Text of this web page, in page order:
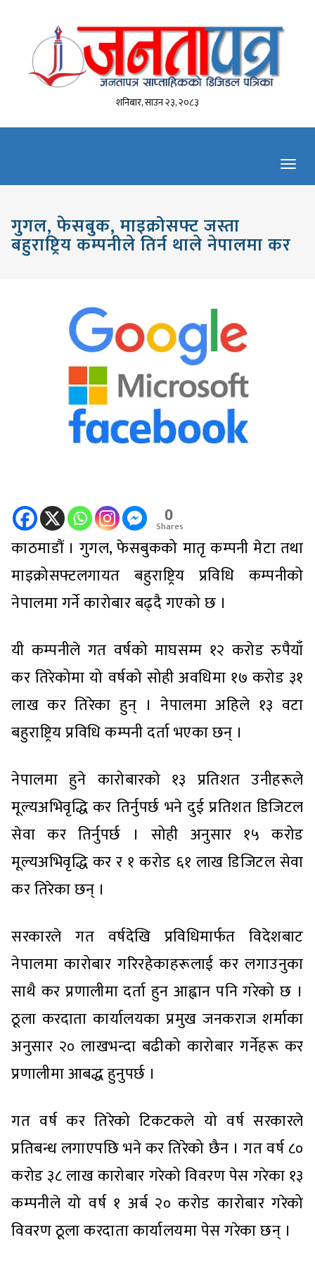
शनिबार, साउन २३, २०८३
गुगल, फेसबुक, माइक्रोसफ्ट जस्ता
बहुराष्ट्रिय कम्पनीले तिर्न थाले नेपालमा कर
0
Shares
काठमाडौं । गुगल, फेसबुकको मातृ कम्पनी मेटा तथा
माइक्रोसफ्टलगायत बहुराष्ट्रिय प्रविधि कम्पनीको
नेपालमा गर्ने कारोबार बढ्दै गएको छ ।
यी कम्पनीले गत वर्षको माघसम्म १२ करोड रुपैयाँ
कर तिरेकोमा यो वर्षको सोही अवधिमा १७ करोड ३१
लाख कर तिरेका हुन् । नेपालमा अहिले १३ वटा
बहुराष्ट्रिय प्रविधि कम्पनी दर्ता भएका छन् ।
नेपालमा हुने कारोबारको १३ प्रतिशत उनीहरूले
मूल्यअभिवृद्धि कर तिर्नुपर्छ भने दुई प्रतिशत डिजिटल
सेवा कर तिर्नुपर्छ । सोही अनुसार १५ करोड
मूल्यअभिवृद्धि कर र १ करोड ६१ लाख डिजिटल सेवा
कर तिरेका छन् ।
सरकारले गत वर्षदेखि प्रविधिमार्फत विदेशबाट
नेपालमा कारोबार गरिरहेकाहरूलाई कर लगाउनुका
साथै कर प्रणालीमा दर्ता हुन आह्वान पनि गरेको छ ।
ठूला करदाता कार्यालयका प्रमुख जनकराज शर्माका
अनुसार २० लाखभन्दा बढीको कारोबार गर्नेहरू कर
प्रणालीमा आबद्ध हुनुपर्छ ।
गत वर्ष कर तिरेको टिकटकले यो वर्ष सरकारले
प्रतिबन्ध लगाएपछि भने कर तिरेको छैन । गत वर्ष ८०
करोड ३८ लाख कारोबार गरेको विवरण पेस गरेका १३
कम्पनीले यो वर्ष १ अर्ब २० करोड कारोबार गरेको
विवरण ठूला करदाता कार्यालयमा पेस गरेका छन् ।